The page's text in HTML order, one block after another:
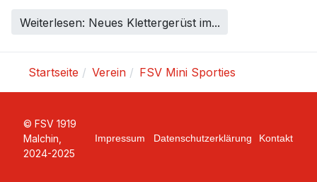
Weiterlesen: Neues Klettergerüst im...
Startseite Verein FSV Mini Sporties
© FSV 1919
Malchin,
2024-2025
Impressum Datenschutzerklärung Kontakt